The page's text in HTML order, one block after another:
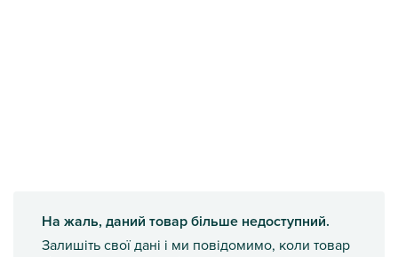
На жаль, даний товар більше недоступний.
Залишіть свої дані і ми повідомимо, коли товар